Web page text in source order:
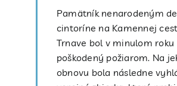
Pamätník nenarodeným
cintoríne na Kamennej
Trnave bol v minulom roku
poškodený požiarom. Na
obnovu bola následne